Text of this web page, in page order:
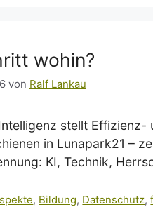
wohin?
von Ralf Lankau
stellt
in Lunapark21 –
KI, Technik,
, Bildung, Datenschutz,